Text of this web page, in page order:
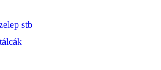
stb